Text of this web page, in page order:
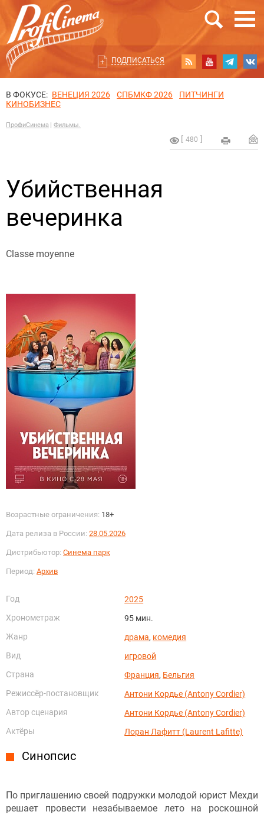
ПОДПИСАТЬСЯ
В ФОКУСЕ: ВЕНЕЦИЯ 2026 СПБМКФ 2026
ПИТЧИНГИ
КИНОБИЗНЕС
ПрофиСинема Фильмы.
480
Убийственная
вечеринка
Classe moyenne
Возрастные ограничения: 18+
Дата релиза в России: 28.05.2026
Дистрибьютор: Синема парк
Период: Архив
Год
2025
Хронометраж
95 мин.
Жанр
драма, комедия
Вид
игровой
Страна
Франция, Бельгия
Режиссёр-постановщик
Антони Кордье (Antony Cordier)
Автор сценария
Антони Кордье (Antony Cordier)
Актёры
Лоран Лафитт (Laurent Lafitte)
Синопсис
По приглашению своей подружки молодой юрист Мехди
решает провести незабываемое лето на роскошной